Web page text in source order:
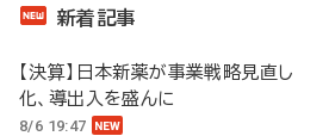
新着記事
【決算】日本新薬が事業戦略見直し
化、導出入を盛んに
8/6 19:47